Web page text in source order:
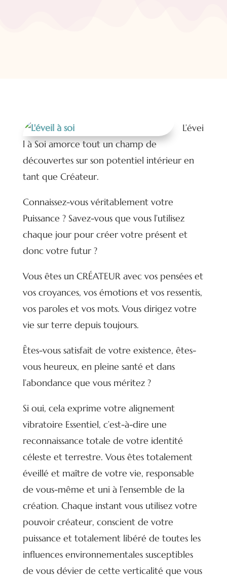
L’évei
l à Soi amorce tout un champ de
découvertes sur son potentiel intérieur en
tant que Créateur.
Connaissez-vous véritablement votre
Puissance ? Savez-vous que vous l’utilisez
chaque jour pour créer votre présent et
donc votre futur ?
Vous êtes un CRÉATEUR avec vos pensées et
vos croyances, vos émotions et vos ressentis,
vos paroles et vos mots. Vous dirigez votre
vie sur terre depuis toujours.
Êtes-vous satisfait de votre existence, êtes-
vous heureux, en pleine santé et dans
l’abondance que vous méritez ?
Si oui, cela exprime votre alignement
vibratoire Essentiel, c’est-à-dire une
reconnaissance totale de votre identité
céleste et terrestre. Vous êtes totalement
éveillé et maître de votre vie, responsable
de vous-même et uni à l’ensemble de la
création. Chaque instant vous utilisez votre
pouvoir créateur, conscient de votre
puissance et totalement libéré de toutes les
influences environnementales susceptibles
de vous dévier de cette verticalité que vous